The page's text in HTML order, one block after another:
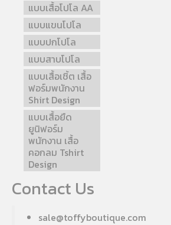
แบบเสื้อโปโล AA
แบบแขนโปโล
แบบปกโปโล
แบบสาบโปโล
แบบเสื้อเชิ้ต เสื้อ
ฟอร์มพนักงาน
Shirt Design
แบบเสื้อยืด
ยูนิฟอร์ม
พนักงาน เสื้อ
คอกลม Tshirt
Design
Contact Us
sale@toffyboutique.com